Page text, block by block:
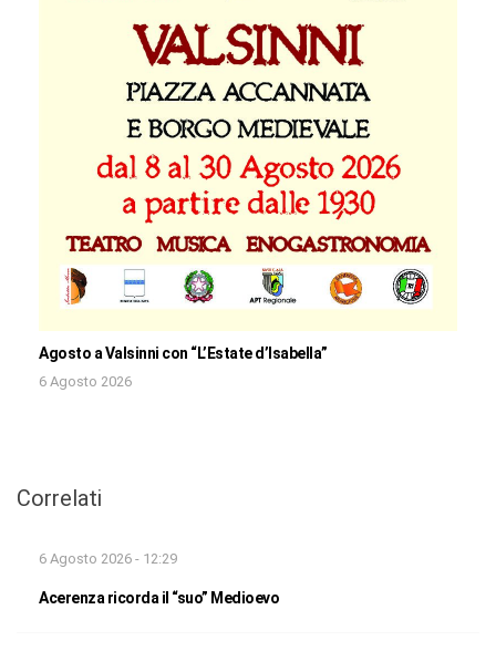
Agosto a Valsinni con “L’Estate d’Isabella”
6 Agosto 2026
Correlati
6 Agosto 2026 - 12:29
Acerenza ricorda il “suo” Medioevo